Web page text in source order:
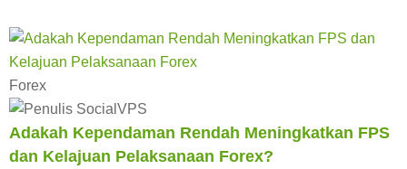
Forex
Adakah Kependaman Rendah Meningkatkan FPS
dan Kelajuan Pelaksanaan Forex?